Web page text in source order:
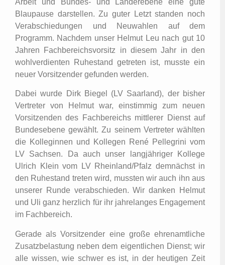
Arbeit und Bundes- und Länderebene eine gute
Blaupause darstellen. Zu guter Letzt standen noch
Verabschiedungen und Neuwahlen auf dem
Programm. Nachdem unser Helmut Leu nach gut 10
Jahren Fachbereichsvorsitz in diesem Jahr in den
wohlverdienten Ruhestand getreten ist, musste ein
neuer Vorsitzender gefunden werden.
Dabei wurde Dirk Biegel (LV Saarland), der bisher
Vertreter von Helmut war, einstimmig zum neuen
Vorsitzenden des Fachbereichs mittlerer Dienst auf
Bundesebene gewählt. Zu seinem Vertreter wählten
die Kolleginnen und Kollegen René Pellegrini vom
LV Sachsen. Da auch unser langjähriger Kollege
Ulrich Klein vom LV Rheinland/Pfalz demnächst in
den Ruhestand treten wird, mussten wir auch ihn aus
unserer Runde verabschieden. Wir danken Helmut
und Uli ganz herzlich für ihr jahrelanges Engagement
im Fachbereich.
Gerade als Vorsitzender eine große ehrenamtliche
Zusatzbelastung neben dem eigentlichen Dienst; wir
alle wissen, wie schwer es ist, in der heutigen Zeit